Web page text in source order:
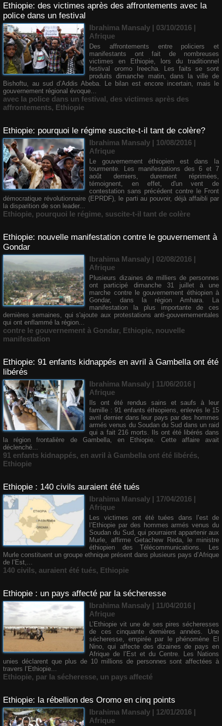
Ethiopie: des victimes après des affrontements avec la
police dans un festival
Ibrahima Mansaly | 03/10/2016 |
Afrique
Des affrontements entre policiers et
manifestants ont fait de nombreuses
victimes en Ethiopie, lors du traditionnel
festival oromo Ireecha. Les faits se sont
produits dimanche matin, dans la ville de
Bishoftu, au sud d’Addis Abeba. Le bilan est encore incertain, mais le
gouvernement régional évoque...
avec la police dans un festival, des victimes après des
affrontements, Ethiopie
Ethiopie: pourquoi le régime suscite-t-il tant de colère?
Ibrahima Mansaly | 10/08/2016 |
Afrique
Le gouvernement éthiopien est dans la
tourmente. Les manifestations des 6 et 7
août derniers, durement réprimées,
témoignent, en effet, d'un vent de
contestation sans précédent contre le Front
démocratique révolutionnaire (EPRDF), le parti au pouvoir, déjà affaibli par
la disparition de son leader...
Ethiopie, pourquoi le régime, suscite-t-il tant de colère
Ethiopie: nouvelle manifestation contre le gouvernement à
Gondar
Ibrahima Mansaly | 02/08/2016 |
Afrique
Plusieurs dizaines de milliers de personnes
ont participé dimanche 31 juillet à une
marche contre le gouvernement éthiopien à
Gondar, dans la région Amhara. La
manifestation la plus importante de ces
dernières semaines, qui s'ajoute aux protestations anti-gouvernementales
qui ont enflammé la région...
contre le gouvernement à Gondar, Ethiopie, nouvelle
manifestation
Ethiopie: 91 enfants kidnappés en avril à Gambella ont été
libérés
Ibrahima Mansaly | 11/06/2016 |
Afrique
Ils ont été rendus sains et saufs à leur
famille : 91 enfants éthiopiens, enlevés le 15
avril dernier dans leur pays par des hommes
armés venus du Soudan du Sud dans un raid
qui a fait 216 morts. Ils ont été libérés dans
la région frontalière de Gambella, en Ethiopie. Cette affaire avait
déclenché...
91 enfants kidnappés, en avril à Gambella ont été libérés,
Ethiopie
Ethiopie : 140 civils auraient été tués
Ibrahima Mansaly | 17/04/2016 |
Afrique
Les victimes ont été tuées dans l’est de
l’Ethiopie par des hommes armés venus du
Soudan du Sud, qui pourraient appartenir aux
Murle, affirme Getachew Reda, le ministre
éthiopien des Télécommunications. Les
Murle constituent un groupe ethnique présent dans plusieurs pays d’Afrique
de l’Est,...
140 civils, auraient été tués, Ethiopie
Ethiopie : un pays affecté par la sécheresse
Ibrahima Mansaly | 11/04/2016 |
Afrique
L’Ethiopie vit une de ses pires sécheresses
de ces cinquante dernières années. Une
sécheresse, empirée par le phénomène El
Nino, qui affecte des dizaines de pays en
Afrique de l’Est et du Centre. Les Nations
unies déclarent que plus de 10 millions de personnes sont affectées à
travers l’Ethiopie...
Ethiopie, par la sécheresse, un pays affecté
Ethiopie: la rébellion des Oromo en cinq points
Ibrahima Mansaly | 12/01/2016 |
Afrique